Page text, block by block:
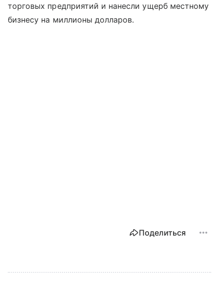
торговых предприятий и нанесли ущерб местному
бизнесу на миллионы долларов.
Поделиться